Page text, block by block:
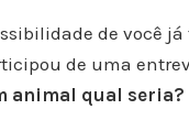
de você
de uma
animal qual seria?